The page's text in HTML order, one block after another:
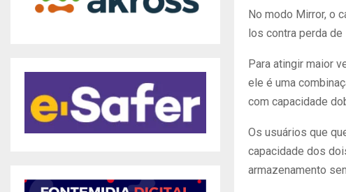
No modo Mirror, o
los contra perda de
Para atingir maior
ele é uma
com capacidade
Os usuários que
capacidade dos
armazenamento